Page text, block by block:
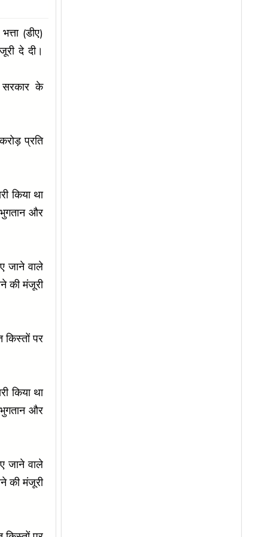
(डीए)
दे दी।
के
प्रति
किया था
और
जाने वाले
की मंजूरी
किस्तों पर
किया था
और
जाने वाले
की मंजूरी